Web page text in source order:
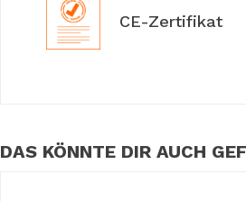
CE-Zertifikat
DAS KÖNNTE DIR AUCH